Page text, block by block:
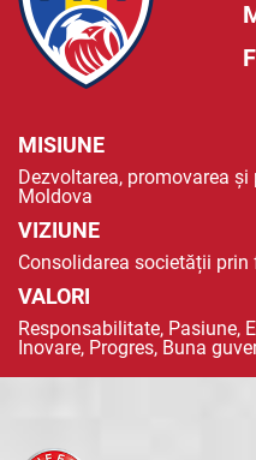
MISIUNE
Dezvoltarea, promovarea
Moldova
VIZIUNE
Consolidarea societății prin
VALORI
Responsabilitate, Pasiune,
Inovare, Progres, Buna